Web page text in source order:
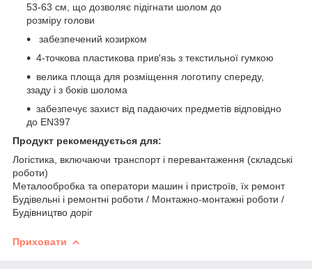
53-63 см, що дозволяє підігнати шолом до
розміру голови
забезпечений козирком
4-точкова пластикова прив'язь з текстильної гумкою
велика площа для розміщення логотипу спереду,
ззаду і з боків шолома
забезпечує захист від падаючих предметів відповідно
до EN397
Продукт рекомендується для:
Логістика, включаючи транспорт і перевантаження (складські
роботи)
Металообробка та оператори машин і пристроїв, їх ремонт
Будівельні і ремонтні роботи / Монтажно-монтажні роботи /
Будівництво доріг
Приховати